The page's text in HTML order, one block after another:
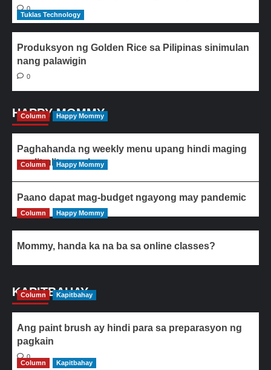
0
Tuklas Technology
Produksyon ng Golden Rice sa Pilipinas sinimulan
nang palawigin
0
HAPPY MOMMY
Column Happy Mommy
Paghahanda ng weekly menu upang hindi maging
paulit-ulit ang ulam
Column Happy Mommy
Paano dapat mag-budget ngayong may pandemic
Column Happy Mommy
Mommy, handa ka na ba sa online classes?
KAPITBAHAY
Column Kapitbahay
Ang paint brush ay hindi para sa preparasyon ng
pagkain
0
Column
Kapitbahay